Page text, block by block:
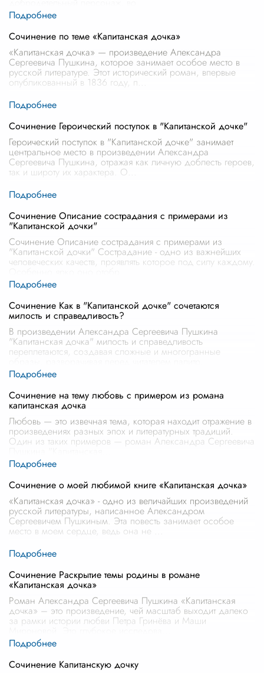
Сочинение по теме «Капитанская дочка»
«Капитанская дочка» — произведение Александра
Сергеевича Пушкина, которое занимает особое место в
русской литературе. Этот исторический роман, впервые
опубликованный в 1836 году, п
Сочинение Героический поступок в "Капитанской дочке"
Героический поступок в "Капитанской дочке" занимает
центральное место в произведении Александра
Сергеевича Пушкина, отражая как личную доблесть героев,
так и широту их характера. О
Сочинение Описание сострадания с примерами из
"Капитанской дочки"
Сочинение Описание сострадания с примерами из
"Капитанской дочки" Сострадание - одно из важнейших
человеческих качеств, проявлять которое под силу каждому.
Сочинение Как в "Капитанской дочке" сочетаются
милость и справедливость?
В произведении Александра Сергеевича Пушкина
"Капитанская дочка" милость и справедливость
переплетаются, создавая сложные и многогранные
Сочинение на тему любовь с примером из романа
капитанская дочка
Любовь — это извечная тема, которая находит отражение в
произведениях разных эпох и литературных традиций.
Один из таких примеров — роман Александра Сергеевича
Сочинение о моей любимой книге «Капитанская дочка»
«Капитанская дочка» - одно из величайших произведений
русской литературы, написанное Александром
Сергеевичем Пушкиным. Эта повесть занимает особое
место в моем сердце, ведь она не
Сочинение Раскрытие темы родины в романе
«Капитанская дочка»
Роман Александра Сергеевича Пушкина «Капитанская
дочка» – это произведение, чей масштаб выходит далеко
за рамки истории любви Петра Гринёва и Маши
Сочинение Капитанскую дочку